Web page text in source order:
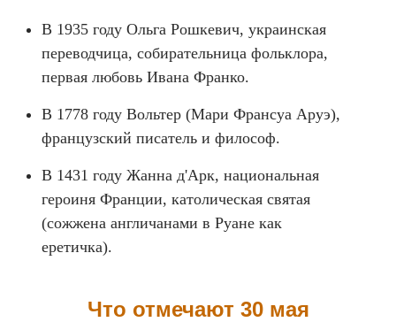
В 1935 году Ольга Рошкевич, украинская
переводчица, собирательница фольклора,
первая любовь Ивана Франко.
В 1778 году Вольтер (Мари Франсуа Аруэ),
французский писатель и философ.
В 1431 году Жанна д'Арк, национальная
героиня Франции, католическая святая
(сожжена англичанами в Руане как
еретичка).
Что отмечают 30 мая